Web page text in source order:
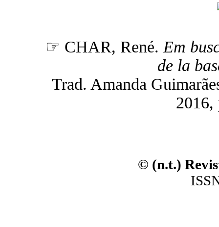
☞ CHAR, René. Em
de la
Trad. Amanda
2016,
© (n.t.)